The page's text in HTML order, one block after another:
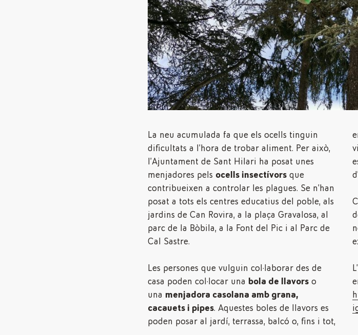
La neu acumulada fa que els ocells tinguin
dificultats a l’hora de trobar aliment. Per això,
l’Ajuntament de Sant Hilari ha posat unes
menjadores pels ocells insectívors que
contribueixen a controlar les plagues. Se n’han
posat a tots els centres educatius del poble, als
jardins de Can Rovira, a la plaça Gravalosa, al
parc de la Bòbila, a la Font del Pic i al Parc de
Cal Sastre.
Les persones que vulguin col·laborar des de
casa poden col·locar una bola de llavors o
una menjadora casolana amb grana,
cacauets i pipes. Aquestes boles de llavors es
poden posar al jardí, terrassa, balcó o, fins i tot,